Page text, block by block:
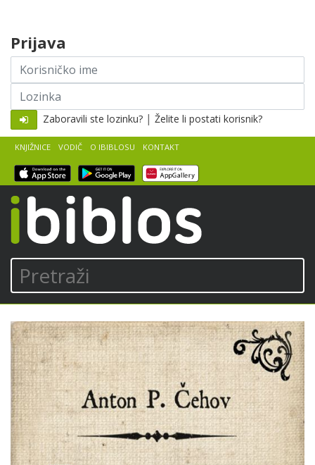
Pretraži
KNJIŽNICE VODIČ O IBIBLOSU KONTAKT
Prijava
Korisničko
ime
Lozinka
Zaboravili ste lozinku? | Želite li postati korisnik?
Anton
Pavlovič
Čehov
Tri
sestre
Pretpregled